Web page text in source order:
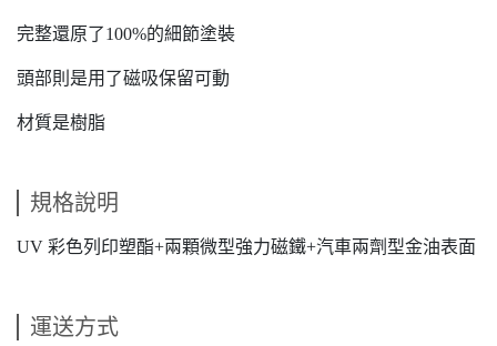
完整還原了100%的細節塗裝
頭部則是用了磁吸保留可動
材質是樹脂
規格說明
UV 彩色列印塑酯+兩顆微型強力磁鐵+汽車兩劑型金油表面
運送方式